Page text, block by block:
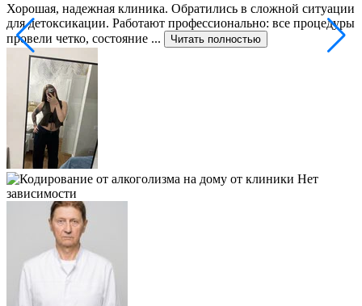
Хорошая, надежная клиника. Обратились в сложной ситуации
для детоксикации. Работают профессионально: все процедуры
провели четко, состояние ...
Читать полностью